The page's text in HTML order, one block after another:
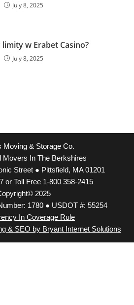
July 8, 2025
limity w Erabet Casino?
July 8, 2025
Moving & Storage Co.
Movers In The Berkshires
Street ● Pittsfield, MA 01201
or Toll Free 1-800 358-2415
2025
1780 ● USDOT #: 55254
In Coverage Rule
& SEO by Bryant Internet Solutions